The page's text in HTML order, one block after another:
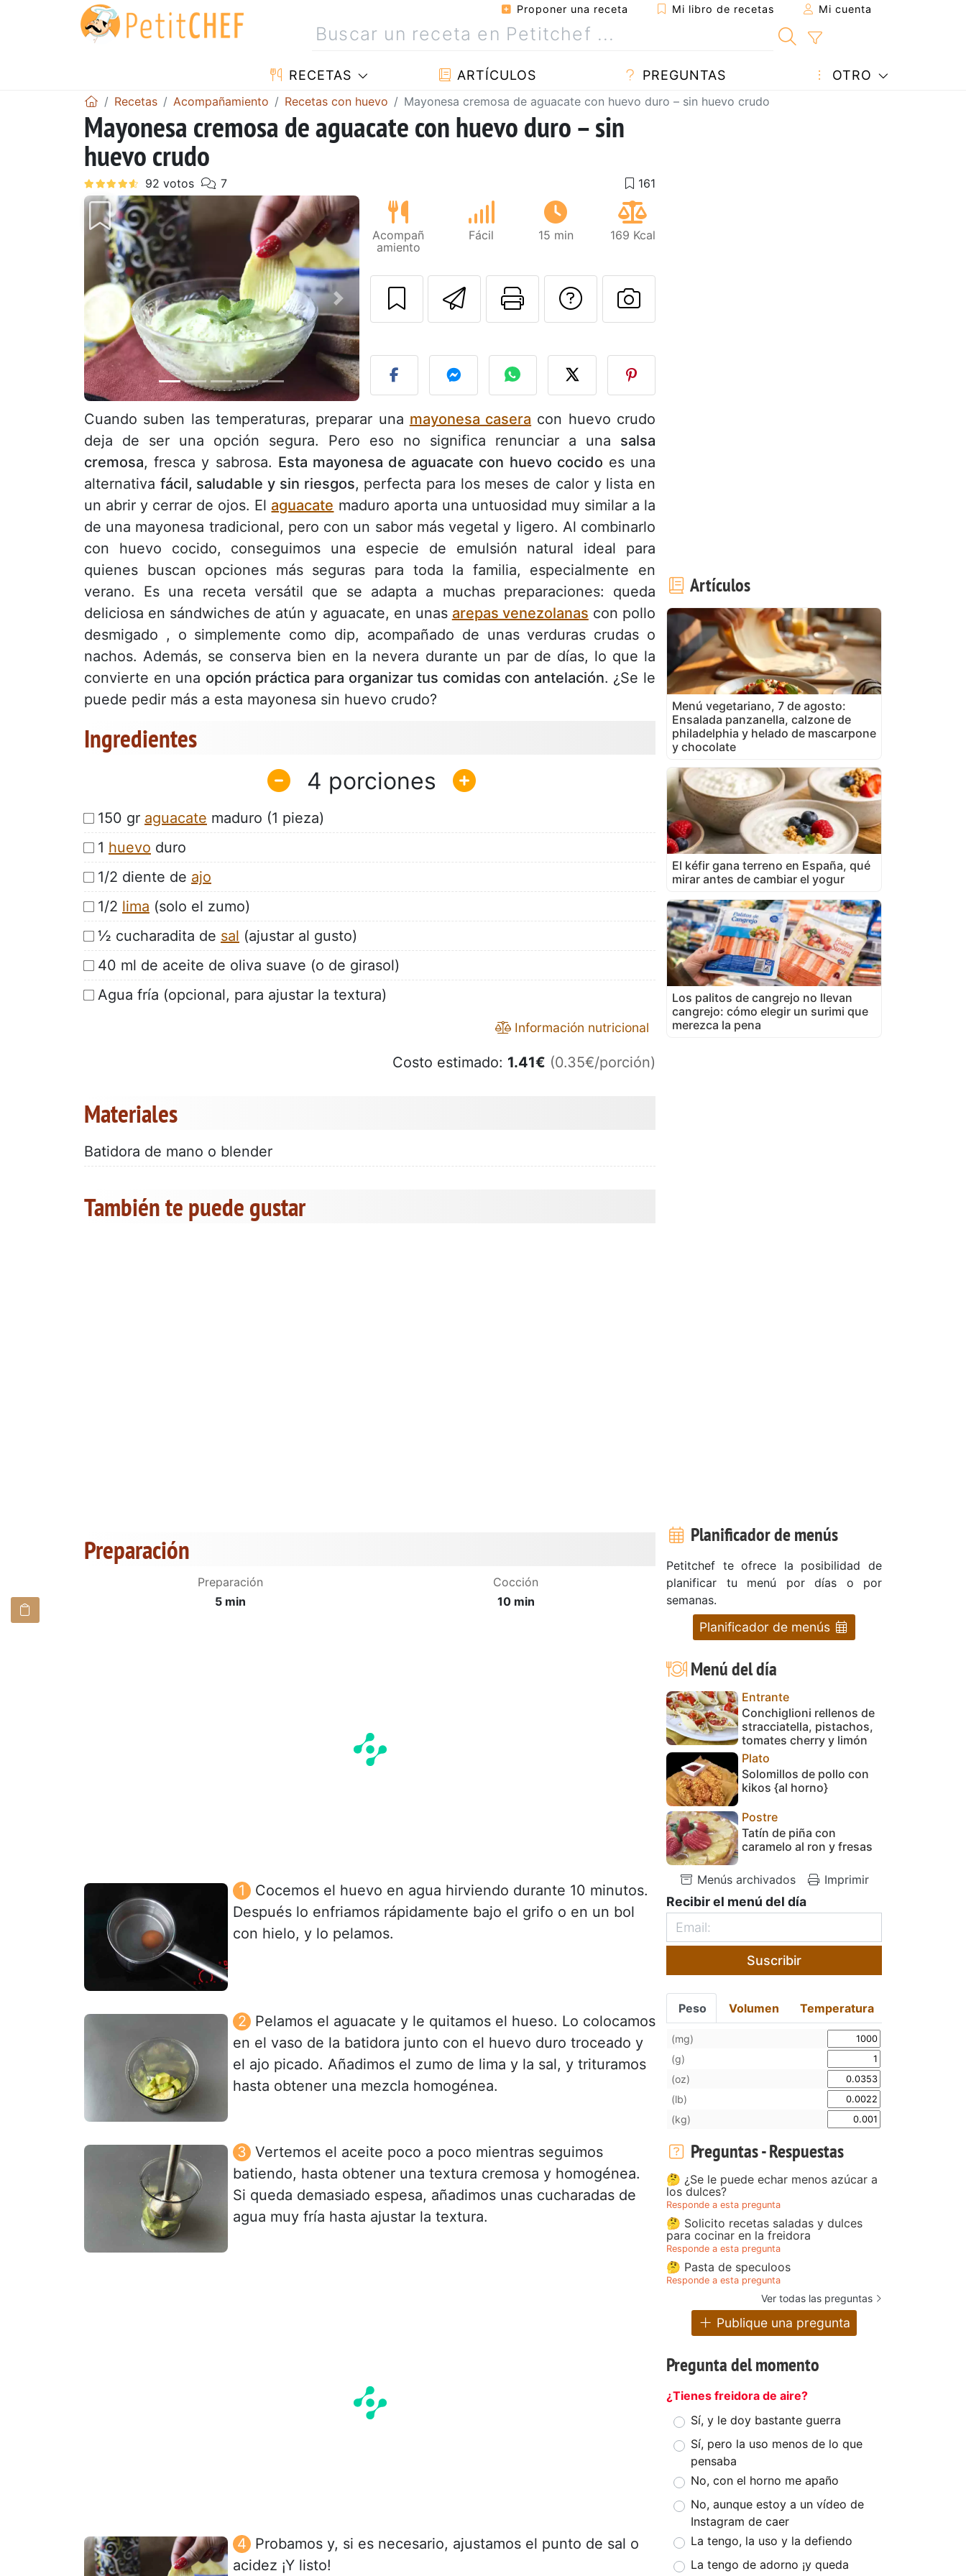
Proponer una receta Mi libro de recetas Mi cuenta
RECETAS ARTÍCULOS PREGUNTAS OTRO
Recetas Acompañamiento Recetas con huevo Mayonesa cremosa de aguacate con huevo duro – sin huevo crudo
Mayonesa cremosa de aguacate con huevo duro – sin
huevo crudo
Anterior Siguiente
Acompañ
amiento
Fácil 15 min 169 Kcal
Enviar esta receta a un amigo
Imprimir esta página
Preguntar al autor
Publicar la foto de esta receta
Cuando suben las temperaturas, preparar una mayonesa casera con huevo crudo
deja de ser una opción segura. Pero eso no significa renunciar a una salsa
cremosa, fresca y sabrosa. Esta mayonesa de aguacate con huevo cocido es una
alternativa fácil, saludable y sin riesgos, perfecta para los meses de calor y lista en
un abrir y cerrar de ojos. El aguacate maduro aporta una untuosidad muy similar a la
de una mayonesa tradicional, pero con un sabor más vegetal y ligero. Al combinarlo
con huevo cocido, conseguimos una especie de emulsión natural ideal para
quienes buscan opciones más seguras para toda la familia, especialmente en
verano. Es una receta versátil que se adapta a muchas preparaciones: queda
deliciosa en sándwiches de atún y aguacate, en unas arepas venezolanas con pollo
desmigado , o simplemente como dip, acompañado de unas verduras crudas o
nachos. Además, se conserva bien en la nevera durante un par de días, lo que la
convierte en una opción práctica para organizar tus comidas con antelación. ¿Se le
puede pedir más a esta mayonesa sin huevo crudo?
Ingredientes
4
150 gr aguacate maduro (1 pieza)
1 huevo duro
1/2 diente de ajo
1/2 lima (solo el zumo)
½ cucharadita de sal (ajustar al gusto)
40 ml de aceite de oliva suave (o de girasol)
Agua fría (opcional, para ajustar la textura)
Información nutricional
Costo estimado: 1.41€ (0.35€/porción)
Materiales
Batidora de mano o blender
También te puede gustar
Preparación
Preparación
5 min
Cocción
10 min
Cocemos el huevo en agua hirviendo durante 10 minutos.
Después lo enfriamos rápidamente bajo el grifo o en un bol
con hielo, y lo pelamos.
Pelamos el aguacate y le quitamos el hueso. Lo colocamos
en el vaso de la batidora junto con el huevo duro troceado y
el ajo picado. Añadimos el zumo de lima y la sal, y trituramos
hasta obtener una mezcla homogénea.
Vertemos el aceite poco a poco mientras seguimos
batiendo, hasta obtener una textura cremosa y homogénea.
Si queda demasiado espesa, añadimos unas cucharadas de
agua muy fría hasta ajustar la textura.
Probamos y, si es necesario, ajustamos el punto de sal o
acidez ¡Y listo!
Artículos
Menú vegetariano, 7 de agosto:
Ensalada panzanella, calzone de
philadelphia y helado de mascarpone
y chocolate
El kéfir gana terreno en España, qué
mirar antes de cambiar el yogur
Los palitos de cangrejo no llevan
cangrejo: cómo elegir un surimi que
merezca la pena
Planificador de menús
Petitchef te ofrece la posibilidad de
planificar tu menú por días o por
semanas.
Planificador de menús
Menú del día
Entrante
Conchiglioni rellenos de
stracciatella, pistachos,
tomates cherry y limón
Plato
Solomillos de pollo con
kikos {al horno}
Postre
Tatín de piña con
caramelo al ron y fresas
Menús archivados Imprimir
Recibir el menú del día
Suscribir
Peso Volumen Temperatura
(mg)
(g)
(oz)
(lb)
(kg)
Preguntas - Respuestas
🤔 ¿Se le puede echar menos azúcar a
los dulces?
Responde a esta pregunta
🤔 Solicito recetas saladas y dulces
para cocinar en la freidora
Responde a esta pregunta
🤔 Pasta de speculoos
Responde a esta pregunta
Ver todas las preguntas
Publique una pregunta
Pregunta del momento
¿Tienes freidora de aire?
Sí, y le doy bastante guerra
Sí, pero la uso menos de lo que
pensaba
No, con el horno me apaño
No, aunque estoy a un vídeo de
Instagram de caer
La tengo, la uso y la defiendo
La tengo de adorno ¡y queda